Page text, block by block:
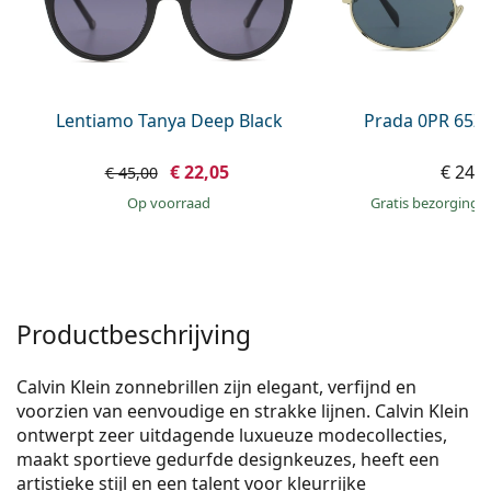
Persol
Prada
Lentiamo Tanya Deep Black
€ 45,00 € 22,05
op voorraad
Prada 0PR
€
Gratis bezorging
Productbeschrijving
Calvin Klein zonnebrillen zijn elegant, verfijnd en
voorzien van eenvoudige en strakke lijnen. Calvin Klein
ontwerpt zeer uitdagende luxueuze modecollecties,
maakt sportieve gedurfde designkeuzes, heeft een
artistieke stijl en een talent voor kleurrijke